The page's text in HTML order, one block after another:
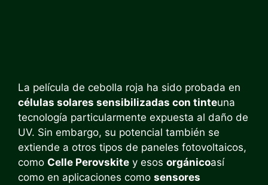
La película de cebolla roja ha sido probada en
células solares sensibilizadas con tinteuna
tecnología particularmente expuesta al daño de
UV. Sin embargo, su potencial también se
extiende a otros tipos de paneles fotovoltaicos,
como Celle Perovskite y esos orgánicoasí
como en aplicaciones como sensores